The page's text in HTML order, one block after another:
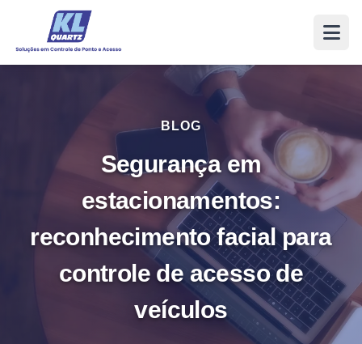
BLOG
Segurança em
estacionamentos:
reconhecimento facial para
controle de acesso de
veículos